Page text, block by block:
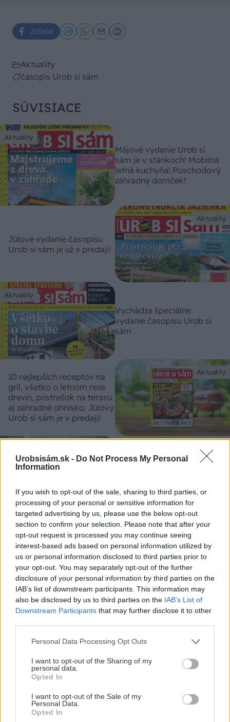
Urobsisám.sk - Do Not Process My Personal
Information
If you wish to opt-out of the sale, sharing to third parties, or
processing of your personal or sensitive information for
targeted advertising by us, please use the below opt-out
section to confirm your selection. Please note that after your
opt-out request is processed you may continue seeing
interest-based ads based on personal information utilized by
us or personal information disclosed to third parties prior to
your opt-out. You may separately opt-out of the further
disclosure of your personal information by third parties on the
IAB’s list of downstream participants. This information may
also be disclosed by us to third parties on the IAB’s List of
Downstream Participants that may further disclose it to other
Please note that this website/app uses one or more Google
not limited to your visit or usage behaviour. You may click to
grant or deny consent to Google and its third-party tags to
use your data for below specified purposes in below Google
consent section.
Personal Data Processing Opt Outs
I want to opt-out of the Sharing of my
personal data.
Opted In
I want to opt-out of the Sale of my
Personal Data.
Opted In
Zdieľať
Aktuality
časopis Urob si sám
SÚVISIACE
Aktuality
Májové vydanie Urob si
sám je v stánkoch! Mobilná
letná kuchyňa! Poschodový
záhradný domček!
Aktuality
Júlové vydanie časopisu
Urob si sám je už v predaji!
Aktuality
Vychádza špeciálne
vydanie časopisu Urob si
sám
Aktuality
10 najlepších receptov na
gril, všetko o letnom reze
drevín, prístrešok na terasu
aj záhradné ohnisko. Júlový
Urob si sám je v predaji!
V decembrovom čísle Urob
si sám nájdete zabíjačkové
projekty
Aktuality
Tri záhradné kalendáre, tri
veľké premeny Ikea
nábytku a množstvo ďalších
užitočných tipov a
návodov!
ovocinár radí, ako si
dreviny
Testovali sme recepty na zdravé cukríky